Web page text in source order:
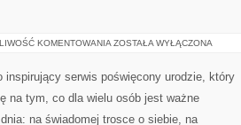
KOMENTOWANIA PORADY
ZOSTAŁA WYŁĄCZONA
inspirujący serwis poświęcony urodzie, który
na tym, co dla wielu osób jest ważne
na świadomej trosce o siebie, na